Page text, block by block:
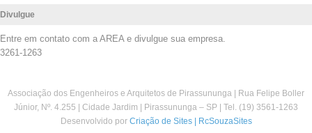
Divulgue
Entre em contato com a AREA e divulgue sua empresa.
3261-1263
Associação dos Engenheiros e Arquitetos de Pirassununga | Rua Felipe Boller
Júnior, Nº. 4.255 | Cidade Jardim | Pirassununga – SP | Tel. (19) 3561-1263
Desenvolvido por Criação de Sites | RcSouzaSites